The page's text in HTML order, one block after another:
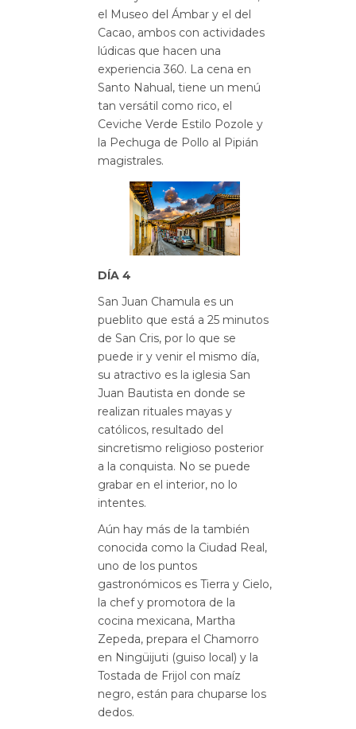
el Museo del Ámbar y el del
Cacao, ambos con actividades
lúdicas que hacen una
experiencia 360. La cena en
Santo Nahual, tiene un menú
tan versátil como rico, el
Ceviche Verde Estilo Pozole y
la Pechuga de Pollo al Pipián
magistrales.
DÍA 4
San Juan Chamula es un
pueblito que está a 25 minutos
de San Cris, por lo que se
puede ir y venir el mismo día,
su atractivo es la iglesia San
Juan Bautista en donde se
realizan rituales mayas y
católicos, resultado del
sincretismo religioso posterior
a la conquista. No se puede
grabar en el interior, no lo
intentes.
Aún hay más de la también
conocida como la Ciudad Real,
uno de los puntos
gastronómicos es Tierra y Cielo,
la chef y promotora de la
cocina mexicana, Martha
Zepeda, prepara el Chamorro
en Ningüijuti (guiso local) y la
Tostada de Frijol con maíz
negro, están para chuparse los
dedos.